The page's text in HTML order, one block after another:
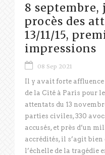
8 septembre,
procès des
13/11/15,
impressions
08 Sep 2021
Il y avait forte affluence
de la Cité à Paris pour
attentats du 13
parties civiles, 330
accusés, et près d’un
accrédités, il s’agit bien
l’échelle de la tragédie